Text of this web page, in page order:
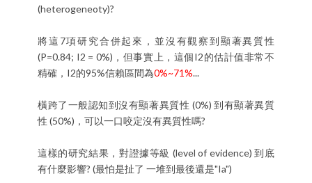
(heterogeneoty)?
將這7項研究合併起來，並沒有觀察到顯著異質性
(P=0.84; I2 = 0%)，但事實上，這個I2的估計值非常不
精確，I2的95%信賴區間為0%~71%...
橫跨了一般認知到沒有顯著異質性 (0%) 到有顯著異質
性 (50%)，可以一口咬定沒有異質性嗎?
這樣的研究結果，對證據等級 (level of evidence) 到底
有什麼影響? (最怕是扯了 一堆到最後還是"Ia")